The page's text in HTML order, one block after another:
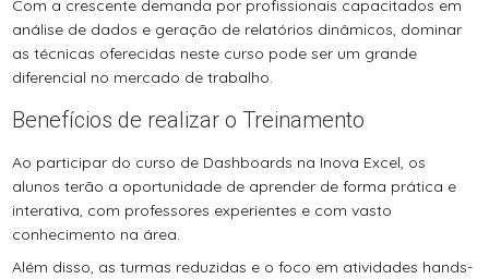
Com a crescente demanda por profissionais capacitados em
análise de dados e geração de relatórios dinâmicos, dominar
as técnicas oferecidas neste curso pode ser um grande
diferencial no mercado de trabalho.
Benefícios de realizar o Treinamento
Ao participar do curso de Dashboards na Inova Excel, os
alunos terão a oportunidade de aprender de forma prática e
interativa, com professores experientes e com vasto
conhecimento na área.
Além disso, as turmas reduzidas e o foco em atividades hands-